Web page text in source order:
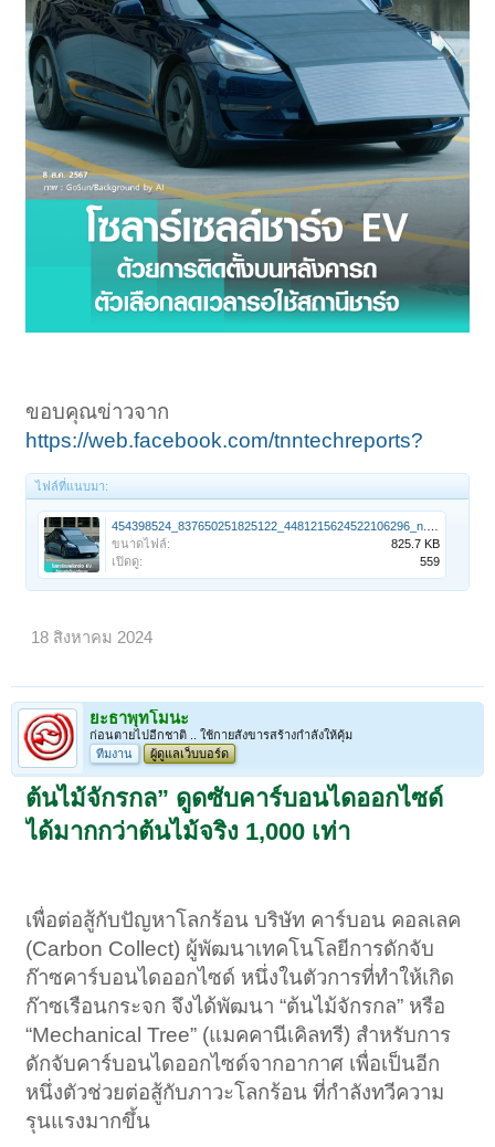
ขอบคุณข่าวจาก
https://web.facebook.com/tnntechreports?
ไฟล์ที่แนบมา:
ขนาดไฟล์:
825.7 KB
เปิดดู:
559
18 สิงหาคม 2024
ยะธาพุทโมนะ
ก่อนตายไปอีกชาติ .. ใช้กายสังขารสร้างกำลังให้คุ้ม
ทีมงาน
ผู้ดูแลเว็บบอร์ด
ต้นไม้จักรกล” ดูดซับคาร์บอนไดออกไซด์
ได้มากกว่าต้นไม้จริง 1,000 เท่า
เพื่อต่อสู้กับปัญหาโลกร้อน บริษัท คาร์บอน คอลเลค
(Carbon Collect) ผู้พัฒนาเทคโนโลยีการดักจับ
ก๊าซคาร์บอนไดออกไซด์ หนึ่งในตัวการที่ทำให้เกิด
ก๊าซเรือนกระจก จึงได้พัฒนา “ต้นไม้จักรกล” หรือ
“Mechanical Tree” (แมคคานีเคิลทรี) สำหรับการ
ดักจับคาร์บอนไดออกไซด์จากอากาศ เพื่อเป็นอีก
หนึ่งตัวช่วยต่อสู้กับภาวะโลกร้อน ที่กำลังทวีความ
รุนแรงมากขึ้น